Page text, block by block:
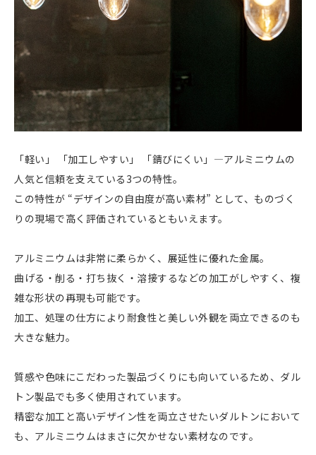
「軽い」 「加工しやすい」 「錆びにくい」—アルミニウムの
人気と信頼を支えている3つの特性。
この特性が “デザインの自由度が高い素材” として、ものづく
りの現場で高く評価されているともいえます。
アルミニウムは非常に柔らかく、展延性に優れた金属。
曲げる・削る・打ち抜く・溶接するなどの加工がしやすく、複
雑な形状の再現も可能です。
加工、処理の仕方により耐食性と美しい外観を両立できるのも
大きな魅力。
質感や色味にこだわった製品づくりにも向いているため、ダル
トン製品でも多く使用されています。
精密な加工と高いデザイン性を両立させたいダルトンにおいて
も、アルミニウムはまさに欠かせない素材なのです。